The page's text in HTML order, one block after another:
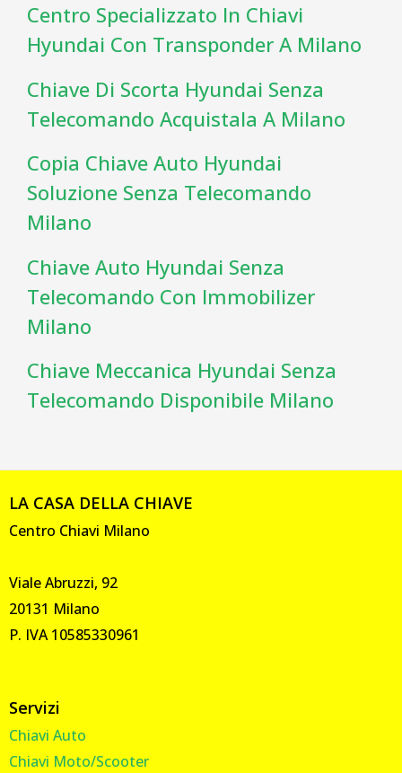
Centro Specializzato In Chiavi
Hyundai Con Transponder A Milano
Chiave Di Scorta Hyundai Senza
Telecomando Acquistala A Milano
Copia Chiave Auto Hyundai
Soluzione Senza Telecomando
Milano
Chiave Auto Hyundai Senza
Telecomando Con Immobilizer
Milano
Chiave Meccanica Hyundai Senza
Telecomando Disponibile Milano
LA CASA DELLA CHIAVE
Centro Chiavi Milano
Viale Abruzzi, 92
20131 Milano
P. IVA 10585330961
Servizi
Chiavi Auto
Chiavi Moto/Scooter